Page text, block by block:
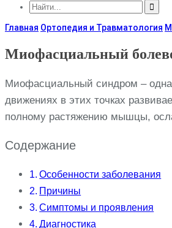
Главная Ортопедия и Травматология
Миофасциальный
Миофасциальный синдром – одна
движениях в этих точках
полному растяжению мышцы,
Содержание
Особенности заболевания
Причины
Симптомы и проявления
Диагностика